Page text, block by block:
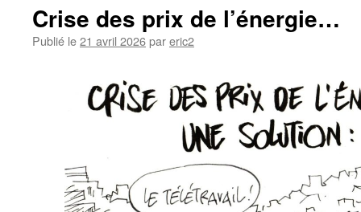
Crise des prix de l’énergie…
Publié le21 avril 2026pareric2